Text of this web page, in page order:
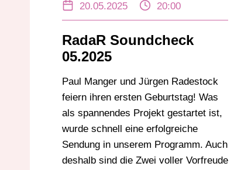
UNTERHALTUNG
20.05.2025 20:00
RadaR Soundcheck
05.2025
Paul Manger und Jürgen Radestock
feiern ihren ersten Geburtstag! Was
als spannendes Projekt gestartet ist,
wurde schnell eine erfolgreiche
Sendung in unserem Programm. Auch
deshalb sind die Zwei voller Vorfreude